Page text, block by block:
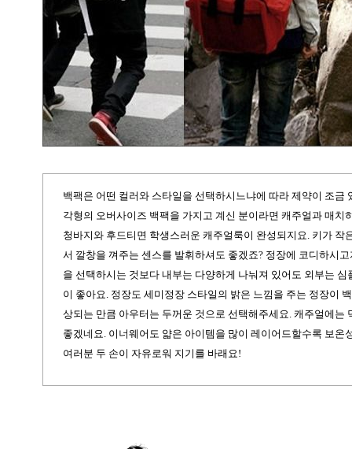
백팩은 어떤 컬러와 스타일을 선택하시느냐에 따라 제약이 조금
각형의 오버사이즈 백팩을 가지고 계신 분이라면 캐주얼과 매치
청바지와 후드티면 학생스러운 캐주얼룩이 완성되지요 키가 작
서 깔창을 껴주는 센스를 발휘하셔도 좋겠죠? 정장에 코디하시
을 선택하시는 것보다 내부는 다양하게 나눠져 있어도 외부는
이 좋아요 정장도 세미정장 스타일의 밝은 느낌을 주는 정장이
상되는 만큼 아우터는 두꺼운 것으로 선택해주세요. 캐주얼에는
좋겠네요. 이너웨어도 얇은 아이템을 많이 레이어드할수록 보온
여러분 두 손이 자유로워 지기를 바래요!